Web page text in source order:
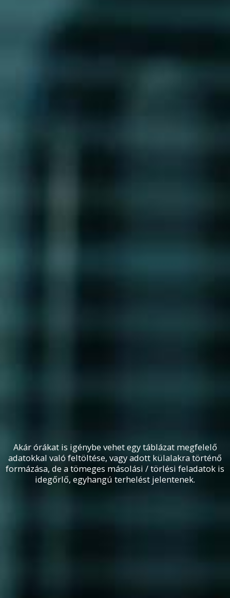
Akár órákat is igénybe vehet egy táblázat megfelelő
adatokkal való feltöltése, vagy adott külalakra történő
formázása, de a tömeges másolási / törlési feladatok is
idegőrlő, egyhangú terhelést jelentenek.